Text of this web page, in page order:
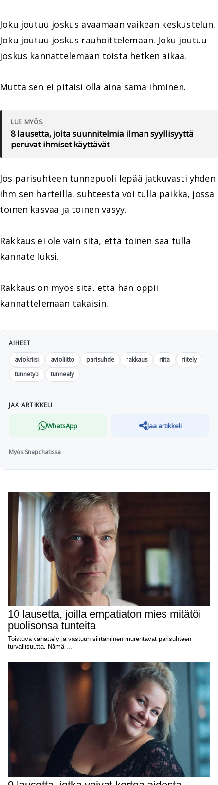
Joku joutuu joskus avaamaan vaikean keskustelun.
Joku joutuu joskus rauhoittelemaan. Joku joutuu
joskus kannattelemaan toista hetken aikaa.
Mutta sen ei pitäisi olla aina sama ihminen.
LUE MYÖS
8 lausetta, joita suunnitelmia ilman syyllisyyttä
peruvat ihmiset käyttävät
Jos parisuhteen tunnepuoli lepää jatkuvasti yhden
ihmisen harteilla, suhteesta voi tulla paikka, jossa
toinen kasvaa ja toinen väsyy.
Rakkaus ei ole vain sitä, että toinen saa tulla
kannatelluksi.
Rakkaus on myös sitä, että hän oppii
kannattelemaan takaisin.
AIHEET
aviokriisi
avioliitto parisuhde rakkaus riita
riitely
tunnetyö
tunneäly
JAA ARTIKKELI
WhatsApp Jaa artikkeli
Myös Snapchatissa